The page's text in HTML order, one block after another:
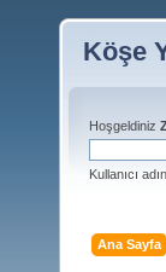
Köşe
Hoşgeldiniz
Kullanıcı
Ana Sayfa